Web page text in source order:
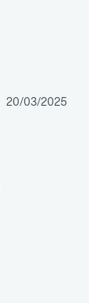
20/03/2025